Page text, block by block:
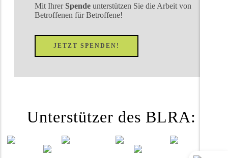
Mit Ihrer Spende unterstützen Sie die Arbeit von
Betroffenen für Betroffene!
JETZT SPENDEN!
Unterstützer des BLRA: